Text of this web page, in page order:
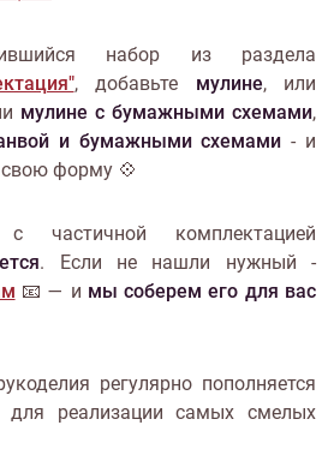
набор из раздела
, добавьте мулине, или
мулине с бумажными схемами,
и бумажными схемами - и
форму 💠
частичной комплектацией
. Если не нашли нужный -
📧 — и мы соберем его для вас
регулярно пополняется
реализации самых смелых